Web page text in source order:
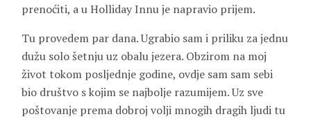
prenoćiti, a u Holliday Innu je napravio prijem.
Tu provedem par dana. Ugrabio sam i priliku za jednu
dužu solo šetnju uz obalu jezera. Obzirom na moj
život tokom posljednje godine, ovdje sam sam sebi
bio društvo s kojim se najbolje razumijem. Uz sve
poštovanje prema dobroj volji mnogih dragih ljudi tu